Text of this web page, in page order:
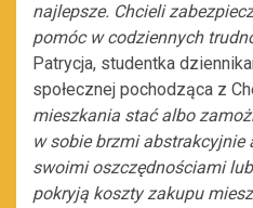
najlepsze. Chcieli
pomóc w codziennych
Patrycja, studentka
społecznej pochodząca z
mieszkania stać albo
w sobie brzmi abstrakcyjnie
swoimi oszczędnościami
pokryją koszty zakupu